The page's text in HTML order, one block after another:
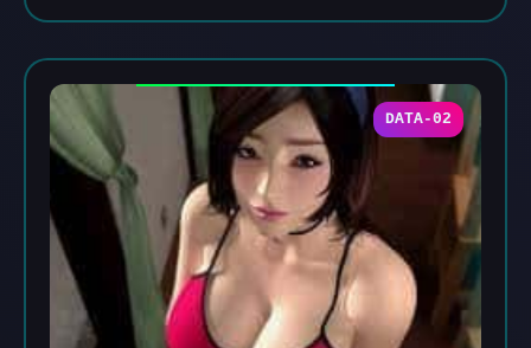
DATA-02